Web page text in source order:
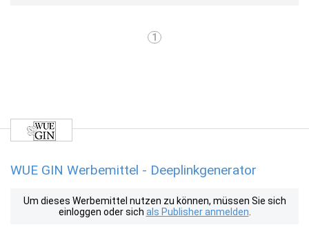
1
WUE GIN Werbemittel - Deeplinkgenerator
Um dieses Werbemittel nutzen zu können, müssen Sie sich
einloggen oder sich als Publisher anmelden